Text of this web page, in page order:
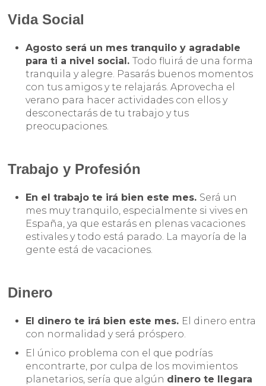
Vida Social
Agosto será un mes tranquilo y agradable
para ti a nivel social.Todo fluirá de una forma
tranquila y alegre. Pasarás buenos momentos
con tus amigos y te relajarás. Aprovecha el
verano para hacer actividades con ellos y
desconectarás de tu trabajo y tus
preocupaciones.
Trabajo y Profesión
En el trabajo te irá bien este mes. Será un
mes muy tranquilo, especialmente si vives en
España, ya que estarás en plenas vacaciones
estivales y todo está parado. La mayoría de la
gente está de vacaciones.
Dinero
El dinero te irá bien este mes. El dinero entra
con normalidad y será próspero.
El único problema con el que podrías
encontrarte, por culpa de los movimientos
planetarios, sería que algún dinero te llegara